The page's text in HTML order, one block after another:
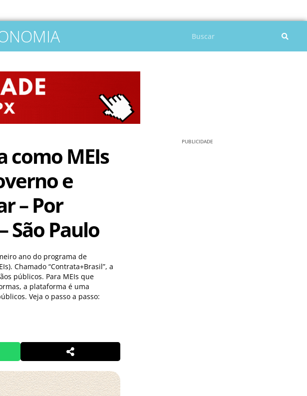
como MEIs
e
– Por
São Paulo
ano do programa de
Chamado “Contrata+Brasil”, a
públicos. Para MEIs que
a plataforma é uma
Veja o passo a passo:
PUBLICIDADE